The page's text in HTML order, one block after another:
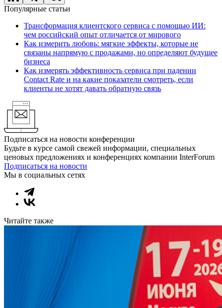
Популярные статьи
Трансформация клиентского сервиса с помощью ИИ:
чем российский опыт отличается от мирового
Как измерить любовь: мягкие эффекты, которые не
связаны напрямую с продажами, но определяют будущее
бизнеса
Как измерять эффективность сервиса при падении
Contact Rate и на какие показатели смотреть, если
клиенты не хотят давать обратную связь
Подписаться на новости конференции
Будьте в курсе самой свежей информации, специальных
ценовых предложениях и конференциях компании InterForum
Подписаться на новости
Мы в социальных сетях
Читайте также